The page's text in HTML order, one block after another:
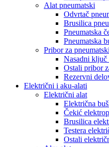
Alat pneumatski
Odvrtač
Brusilica
Pneumatska
Pneumatska
Pribor za
Nasadni ključ
Ostali pribor
Rezervni
Električni i aku-alati
Električni alat
Električna
Čekić
Brusilica
Testera
Ostali